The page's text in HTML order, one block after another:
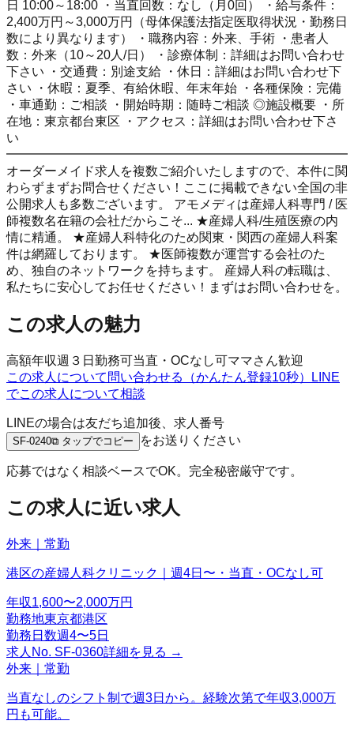
日 10:00～18:00 ・当直回数：なし（月0回） ・給与条件：
2,400万円～3,000万円（母体保護法指定医取得状況・勤務日
数により異なります） ・職務内容：外来、手術 ・患者人
数：外来（10～20人/日） ・診療体制：詳細はお問い合わせ
下さい ・交通費：別途支給 ・休日：詳細はお問い合わせ下
さい ・休暇：夏季、有給休暇、年末年始 ・各種保険：完備
・車通勤：ご相談 ・開始時期：随時ご相談 ◎施設概要 ・所
在地：東京都台東区 ・アクセス：詳細はお問い合わせ下さ
い
━━━━━━━━━━━━━━━━━━━━━━━━━━━
オーダーメイド求人を複数ご紹介いたしますので、本件に関
わらずまずお問合せください！ここに掲載できない全国の非
公開求人も多数ございます。 アモメディは産婦人科専門 / 医
師複数名在籍の会社だからこそ... ★産婦人科/生殖医療の内
情に精通。 ★産婦人科特化のため関東・関西の産婦人科案
件は網羅しております。 ★医師複数が運営する会社のた
め、独自のネットワークを持ちます。 産婦人科の転職は、
私たちに安心してお任せください！まずはお問い合わせを。
この求人の魅力
高額年収週３日勤務可当直・OCなし可ママさん歓迎
この求人について問い合わせる（かんたん登録10秒）
LINE
でこの求人について相談
LINEの場合は友だち追加後、求人番号
SF-0240⧉ タップでコピー をお送りください
応募ではなく相談ベースでOK。完全秘密厳守です。
この求人に近い求人
外来｜常勤
港区の産婦人科クリニック｜週4日〜・当直・OCなし可
年収1,600〜2,000万円
勤務地東京都港区
勤務日数週4〜5日
求人No. SF-0360詳細を見る →
外来｜常勤
当直なしのシフト制で週3日から。経験次第で年収3,000万
円も可能。